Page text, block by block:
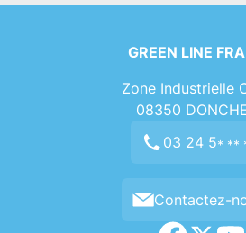
GREEN LINE
Zone Industrielle
08350
03 24 5* **
Contactez-